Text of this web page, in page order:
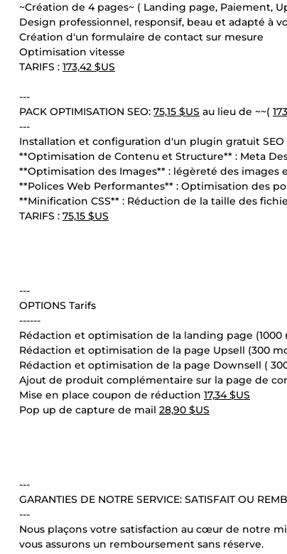
~Création de 4 pages~ ( Landing page, Paiement,
Design professionnel, responsif, beau et adapté à
Création d'un formulaire de contact sur mesure
Optimisation vitesse
TARIFS : 173,42 $US
---
PACK OPTIMISATION SEO: 75,15 $US au lieu de ~~(
---
Installation et configuration d'un plugin gratuit SEO
**Optimisation de Contenu et Structure** : Meta
**Optimisation des Images** : légèreté des images
**Polices Web Performantes** : Optimisation des
**Minification CSS** : Réduction de la taille des
TARIFS : 75,15 $US
---
OPTIONS Tarifs
------
Rédaction et optimisation de la landing page (1000
Rédaction et optimisation de la page Upsell (300
Rédaction et optimisation de la page Downsell (
Ajout de produit complémentaire sur la page de
Mise en place coupon de réduction 17,34 $US
Pop up de capture de mail 28,90 $US
---
GARANTIES DE NOTRE SERVICE: SATISFAIT OU
---
Nous plaçons votre satisfaction au cœur de notre
vous assurons un remboursement sans réserve.